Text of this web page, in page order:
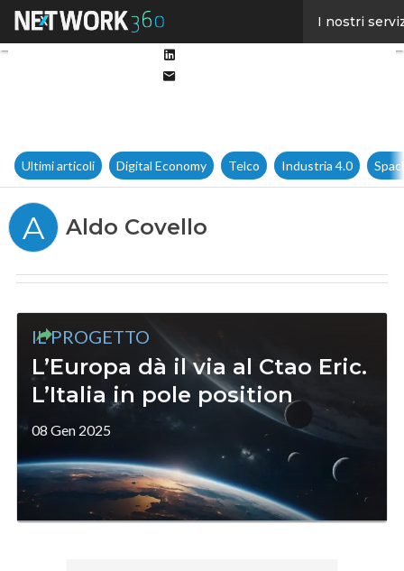
I nostri
Ultimi articoli Digital Economy Telco Industria 4.0
A Aldo Covello
IL PROGETTO
L’Europa dà il via al Ctao Eric.
L’Italia in pole position
08 Gen 2025